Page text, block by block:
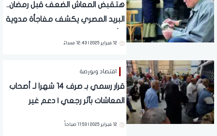
هتقبض المعاش الضعف قبل رمضان..
البريد المصري يكشف مفاجأة مدوية
12 فبراير 2025 | 12:43 مساءً
اقتصاد وبورصة
قرار رسمي بـ صرف 14 شهرا لـ أصحاب
المعاشات بآثر رجعي | دعم غير
12 فبراير 2025 | 11:53 صباحاً